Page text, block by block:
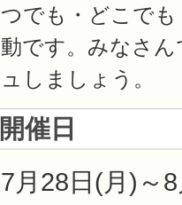
つでも・どこで
動です。みなさ
ュしましょう。
開催日
7月28日(月)～